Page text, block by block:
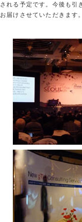
される予定です。今後も引
お届けさせていただきます。